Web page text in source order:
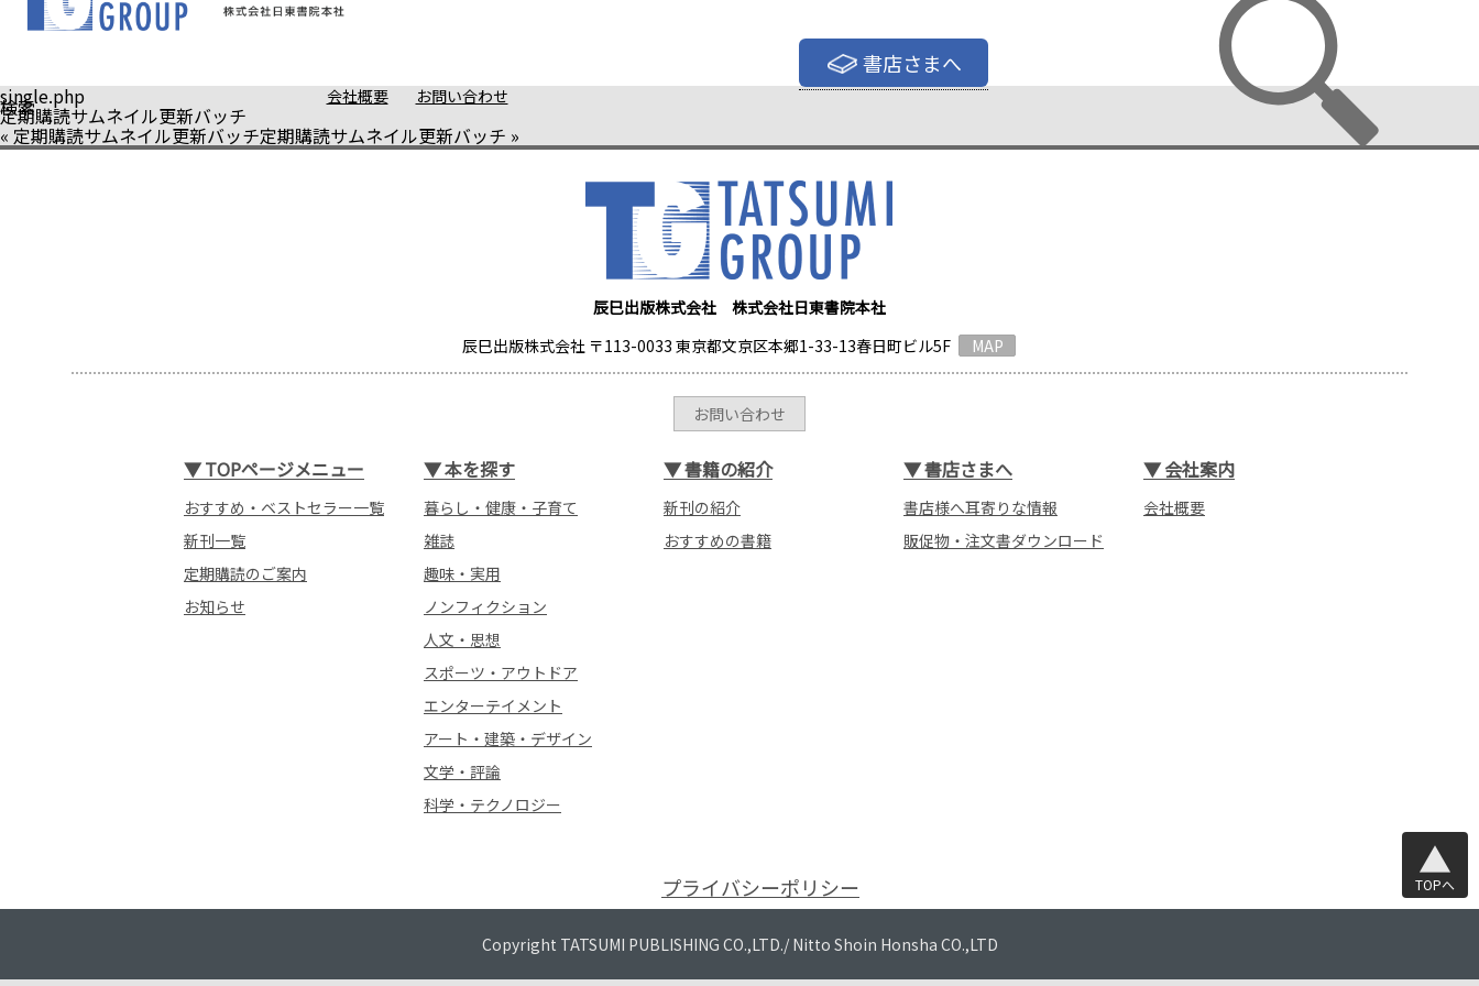
書店さまへ
会社概要 お問い合わせ
検索
single.php
定期購読サムネイル更新バッチ
« 定期購読サムネイル更新バッチ定期購読サムネイル更新バッチ »
辰巳出版株式会社 株式会社日東書院本社
辰巳出版株式会社 〒113-0033 東京都文京区本郷1-33-13春日町ビル5F
MAP
お問い合わせ
▼TOPページメニュー
おすすめ・ベストセラー一覧
新刊一覧
定期購読のご案内
お知らせ
▼本を探す
暮らし・健康・子育て
雑誌
趣味・実用
ノンフィクション
人文・思想
スポーツ・アウトドア
エンターテイメント
アート・建築・デザイン
文学・評論
科学・テクノロジー
▼書籍の紹介
新刊の紹介
おすすめの書籍
▼書店さまへ
書店様へ耳寄りな情報
販促物・注文書ダウンロード
▼会社案内
会社概要
プライバシーポリシー TOPへ
Copyright TATSUMI PUBLISHING CO.,LTD./ Nitto Shoin Honsha CO.,LTD